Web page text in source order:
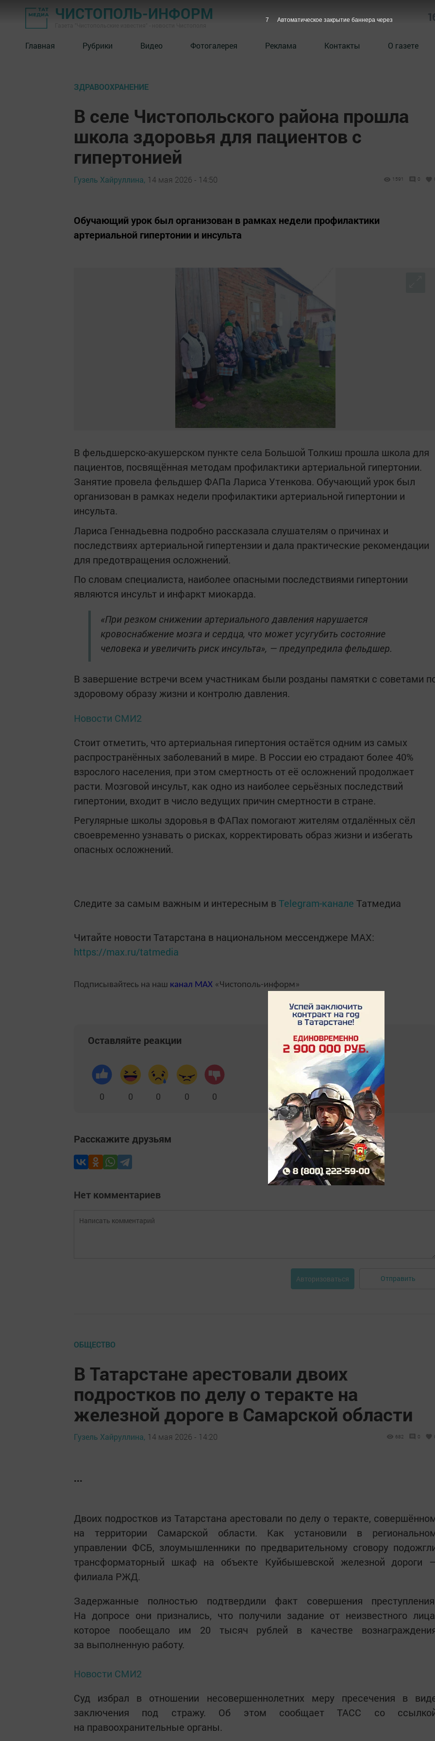
ЧИСТОПОЛЬ-ИНФОРМ
Главная Рубрики Видео Фотогалерея Реклама Контакты О газете
ЗДРАВООХРАНЕНИЕ
В селе Чистопольского района прошла
школа здоровья для пациентов с
гипертонией
Гузель Хайруллина, 14 мая 2026 - 14:50 1591 0
Обучающий урок был организован в рамках недели профилактики
артериальной гипертонии и инсульта
В фельдшерско-акушерском пункте села Большой Толкиш прошла школа для
пациентов, посвящённая методам профилактики артериальной гипертонии.
Занятие провела фельдшер ФАПа Лариса Утенкова. Обучающий урок был
организован в рамках недели профилактики артериальной гипертонии и
инсульта.
Лариса Геннадьевна подробно рассказала слушателям о причинах и
последствиях артериальной гипертензии и дала практические рекомендации
для предотвращения осложнений.
По словам специалиста, наиболее опасными последствиями гипертонии
являются инсульт и инфаркт миокарда.
«При резком снижении артериального давления нарушается
кровоснабжение мозга и сердца, что может усугубить состояние
человека и увеличить риск инсульта», — предупредила фельдшер.
В завершение встречи всем участникам были розданы памятки с советами
здоровому образу жизни и контролю давления.
Новости СМИ2
Стоит отметить, что артериальная гипертония остаётся одним из самых
распространённых заболеваний в мире. В России ею страдают более 40%
взрослого населения, при этом смертность от её осложнений продолжает
расти. Мозговой инсульт, как одно из наиболее серьёзных последствий
гипертонии, входит в число ведущих причин смертности в стране.
Регулярные школы здоровья в ФАПах помогают жителям отдалённых сёл
своевременно узнавать о рисках, корректировать образ жизни и избегать
опасных осложнений.
Следите за самым важным и интересным в Telegram-канале Татмедиа
Читайте новости Татарстана в национальном мессенджере MАХ:
https://max.ru/tatmedia
Подписывайтесь на наш канал MAX «Чистополь-информ»
Оставляйте реакции
0 0 0 0 0
Расскажите друзьям
Нет комментариев
Авторизоваться Отправить
ОБЩЕСТВО
В Татарстане арестовали двоих
подростков по делу о теракте на
железной дороге в Самарской области
Гузель Хайруллина, 14 мая 2026 - 14:20 682 0
...
Двоих подростков из Татарстана арестовали по делу о теракте,
на территории Самарской области. Как установили в
управлении ФСБ, злоумышленники по предварительному сговору
трансформаторный шкаф на объекте Куйбышевской железной дороги
филиала РЖД.
Задержанные полностью подтвердили факт совершения
На допросе они признались, что получили задание от неизвестного
которое пообещало им 20 тысяч рублей в качестве
за выполненную работу.
Новости СМИ2
Суд избрал в отношении несовершеннолетних меру пресечения в
заключения под стражу. Об этом сообщает ТАСС со
на правоохранительные органы.
6 Автоматическое закрытие баннера через